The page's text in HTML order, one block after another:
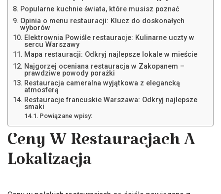
Popularne kuchnie świata, które musisz poznać
Opinia o menu restauracji: Klucz do doskonałych
wyborów
Elektrownia Powiśle restauracje: Kulinarne uczty w
sercu Warszawy
Mapa restauracji: Odkryj najlepsze lokale w mieście
Najgorzej oceniana restauracja w Zakopanem –
prawdziwe powody porażki
Restauracja cameralna wyjątkowa z elegancką
atmosferą
Restauracje francuskie Warszawa: Odkryj najlepsze
smaki
Powiązane wpisy:
Ceny W Restauracjach A
Lokalizacja